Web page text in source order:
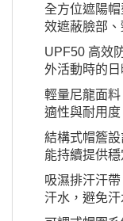
全方位遮陽
效遮蔽臉部
UPF50 高效
外活動時的日
輕量尼龍面
適性與耐用度
結構式帽簷
能持續提供穩
吸濕排汗汗
汗水，避免